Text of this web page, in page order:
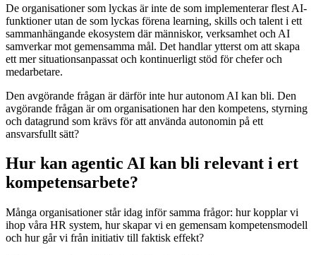
De organisationer som lyckas är inte de som implementerar flest AI-
funktioner utan de som lyckas förena learning, skills och talent i ett
sammanhängande ekosystem där människor, verksamhet och AI
samverkar mot gemensamma mål. Det handlar ytterst om att skapa
ett mer situationsanpassat och kontinuerligt stöd för chefer och
medarbetare.
Den avgörande frågan är därför inte hur autonom AI kan bli. Den
avgörande frågan är om organisationen har den kompetens, styrning
och datagrund som krävs för att använda autonomin på ett
ansvarsfullt sätt?
Hur kan agentic AI kan bli relevant i ert
kompetensarbete?
Många organisationer står idag inför samma frågor: hur kopplar vi
ihop våra HR system, hur skapar vi en gemensam kompetensmodell
och hur går vi från initiativ till faktisk effekt?